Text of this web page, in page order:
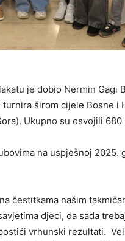
je dobio Nermin Gagi
širom cijele Bosne i
Ukupno su osvojili 680
na uspješnoj 2025.
čestitkama našim
djeci, da sada
vrhunski rezultati.